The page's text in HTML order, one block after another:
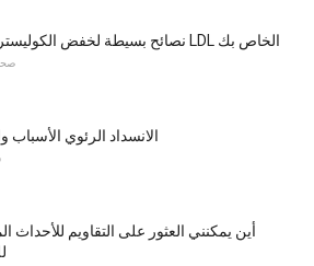
4 نصائح بسيطة لخفض الكوليسترول LDL الخاص بك
الانسداد الرئوي الأسباب
أين يمكنني العثور على التقاويم للأحداث